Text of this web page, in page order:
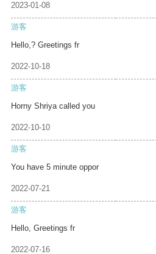
2023-01-08
游客
Hello,? Greetings fr
2022-10-18
游客
Horny Shriya called you
2022-10-10
游客
You have 5 minute oppor
2022-07-21
游客
Hello, Greetings fr
2022-07-16